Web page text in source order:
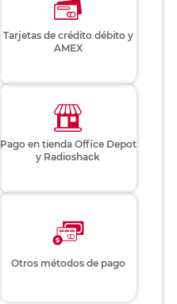
Tarjetas de crédito débito y
AMEX
Pago en tienda Office Depot
y Radioshack
Otros métodos de pago